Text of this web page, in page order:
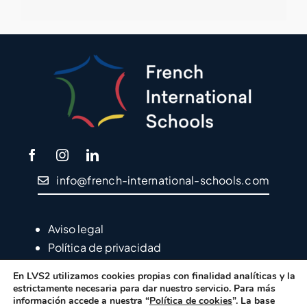
info@french-international-schools.com
Aviso legal
Política de privacidad
En LVS2 utilizamos cookies propias con finalidad analíticas y la
estrictamente necesaria para dar nuestro servicio. Para más
información accede a nuestra “Política de cookies”. La base